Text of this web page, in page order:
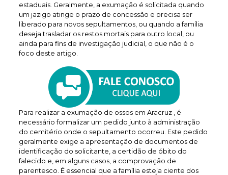
estaduais. Geralmente, a exumação é solicitada quando
um jazigo atinge o prazo de concessão e precisa ser
liberado para novos sepultamentos, ou quando a família
deseja trasladar os restos mortais para outro local, ou
ainda para fins de investigação judicial, o que não é o
foco deste artigo.
Para realizar a exumação de ossos em Aracruz , é
necessário formalizar um pedido junto à administração
do cemitério onde o sepultamento ocorreu. Este pedido
geralmente exige a apresentação de documentos de
identificação do solicitante, a certidão de óbito do
falecido e, em alguns casos, a comprovação de
parentesco. É essencial que a família esteja ciente dos